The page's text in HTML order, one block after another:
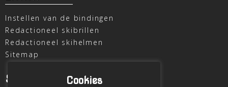
Instellen van de bindingen
Redactioneel skibrillen
Redactioneel skihelmen
Sitemap
SKI OUTLETCookies